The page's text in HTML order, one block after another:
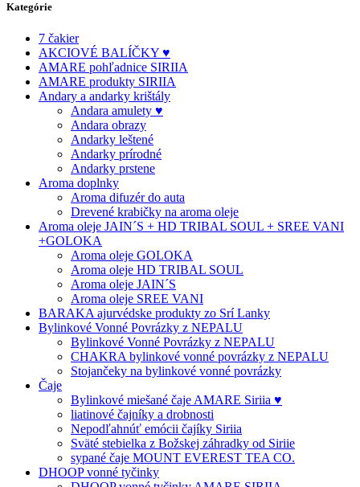
Kategórie
7 čakier
AKCIOVÉ BALÍČKY ♥
AMARE pohľadnice SIRIIA
AMARE produkty SIRIIA
Andary a andarky krištály
Andara amulety ♥
Andara obrazy
Andarky leštené
Andarky prírodné
Andarky prstene
Aroma doplnky
Aroma difuzér do auta
Drevené krabičky na aroma oleje
Aroma oleje JAIN´S + HD TRIBAL SOUL + SREE VANI
+GOLOKA
Aroma oleje GOLOKA
Aroma oleje HD TRIBAL SOUL
Aroma oleje JAIN´S
Aroma oleje SREE VANI
BARAKA ajurvédske produkty zo Srí Lanky
Bylinkové Vonné Povrázky z NEPALU
Bylinkové Vonné Povrázky z NEPALU
CHAKRA bylinkové vonné povrázky z NEPALU
Stojančeky na bylinkové vonné povrázky
Čaje
Bylinkové miešané čaje AMARE Siriia ♥
liatinové čajníky a drobnosti
Nepodľahnúť emócii čajíky Siriia
Sväté stebielka z Božskej záhradky od Siriie
sypané čaje MOUNT EVEREST TEA CO.
DHOOP vonné tyčinky